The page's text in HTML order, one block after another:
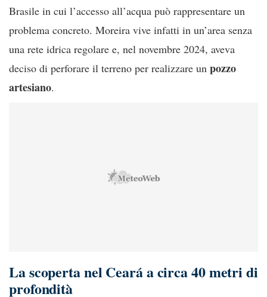
Brasile in cui l’accesso all’acqua può rappresentare un
problema concreto. Moreira vive infatti in un’area senza
una rete idrica regolare e, nel novembre 2024, aveva
deciso di perforare il terreno per realizzare un pozzo
artesiano.
La scoperta nel Ceará a circa 40 metri di
profondità